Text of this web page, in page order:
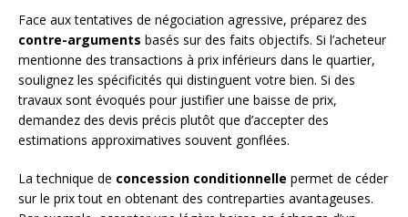
Face aux tentatives de négociation agressive, préparez des
contre-arguments basés sur des faits objectifs. Si l’acheteur
mentionne des transactions à prix inférieurs dans le quartier,
soulignez les spécificités qui distinguent votre bien. Si des
travaux sont évoqués pour justifier une baisse de prix,
demandez des devis précis plutôt que d’accepter des
estimations approximatives souvent gonflées.
La technique de concession conditionnelle permet de céder
sur le prix tout en obtenant des contreparties avantageuses.